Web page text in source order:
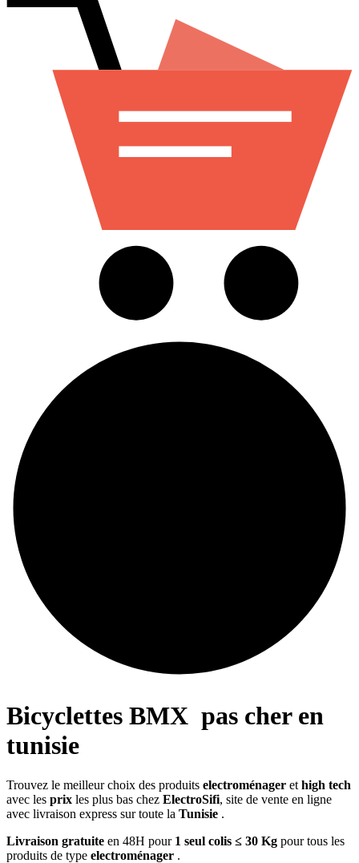
Bicyclettes BMX pas cher en
tunisie
Trouvez le meilleur choix des produits electroménager et high tech
avec les prix les plus bas chez ElectroSifi, site de vente en ligne
avec livraison express sur toute la Tunisie .
Livraison gratuite en 48H pour 1 seul colis ≤ 30 Kg pour tous les
produits de type electroménager .